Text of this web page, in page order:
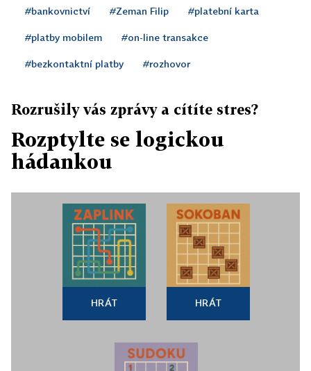
#bankovnictví #Zeman Filip #platební karta
#platby mobilem #on-line transakce
#bezkontaktní platby #rozhovor
Rozrušily vás zprávy a cítíte stres?
Rozptylte se logickou
hádankou
HRÁT HRÁT